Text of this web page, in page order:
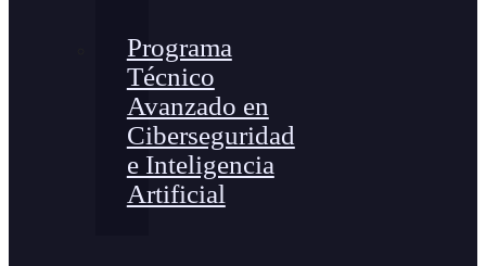
Programa
Técnico
Avanzado en
Ciberseguridad
e Inteligencia
Artificial